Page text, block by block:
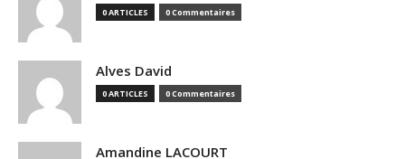
0 ARTICLES 0 Commentaires
Alves David
0 ARTICLES 0 Commentaires
Amandine LACOURT